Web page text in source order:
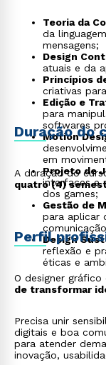
Teoria da
da
mensagens;
Design
atuais e da
Princípios
criativas
Edição e
para
softwares
Motion
em
Projeto de
interfaces e
dos games;
Gestão de
para aplicar
Design
reflexão e
éticas e
Duração do
A duração do
quatro (4)
Perfil
O designer gráfico
de transformar
Precisa unir
digitais e boa
para atender
inovação,